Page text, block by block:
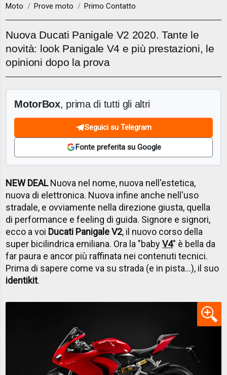
Moto Prove moto Primo Contatto
Nuova Ducati Panigale V2 2020. Tante le
novità: look Panigale V4 e più prestazioni, le
opinioni dopo la prova
MotorBox, prima di tutti gli altri
Seguici su Telegram
Fonte preferita su Google
NEW DEALNuova nel nome, nuova nell'estetica,
nuova di elettronica. Nuova infine anche nell'uso
stradale, e ovviamente nella direzione giusta, quella
di performance e feeling di guida. Signore e signori,
ecco a voi Ducati Panigale V2, il nuovo corso della
super bicilindrica emiliana. Ora la "babyV4" è bella da
far paura e ancor più raffinata nei contenuti tecnici.
Prima di sapere come va su strada (e in pista...), il suo
identikit.